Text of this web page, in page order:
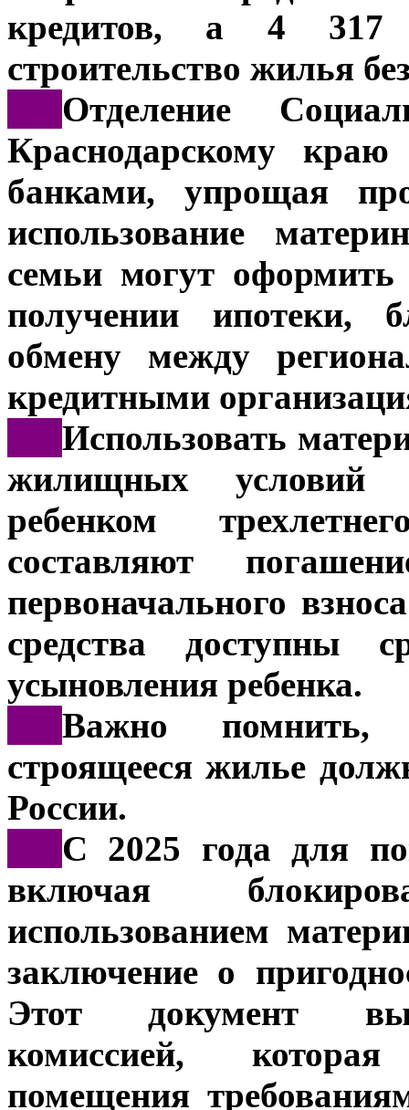
кредитов, а 4 317
строительство жилья
Отделение
Краснодарскому краю
банками, упрощая
использование
семьи могут оформить
получении ипотеки,
обмену между
кредитными
Использовать
жилищных условий
ребенком
составляют
первоначального
средства доступны
усыновления ребенка.
Важно помнить,
строящееся жилье
России.
С 2025 года для
включая
использованием
заключение о
Этот документ
комиссией, которая
помещения